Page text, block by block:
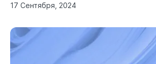
17 Сентября, 2024